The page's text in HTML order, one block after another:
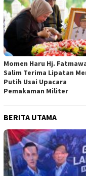
Momen Haru Hj.
Salim Terima Lipatan
Putih Usai Upacara
Pemakaman Militer
BERITA UTAMA